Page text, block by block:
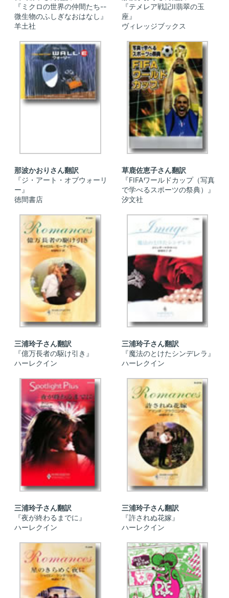
『ミクロの世界の仲間たち--
微生物のふしぎなおはなし』
羊土社
『テメレア戦記II翡翠の玉
座』
ヴィレッジブックス
那波かおりさん翻訳
『ジ・アート・オブウォーリ
ー』
徳間書店
草鹿佐恵子さん翻訳
『FIFAワールドカップ（写真
で学べるスポーツの祭典）』
汐文社
三浦玲子さん翻訳
『億万長者の駆け引き』
ハーレクイン
三浦玲子さん翻訳
『魔法のとけたシンデレラ』
ハーレクイン
三浦玲子さん翻訳
『夜が終わるまでに』
ハーレクイン
三浦玲子さん翻訳
『許されぬ花嫁』
ハーレクイン